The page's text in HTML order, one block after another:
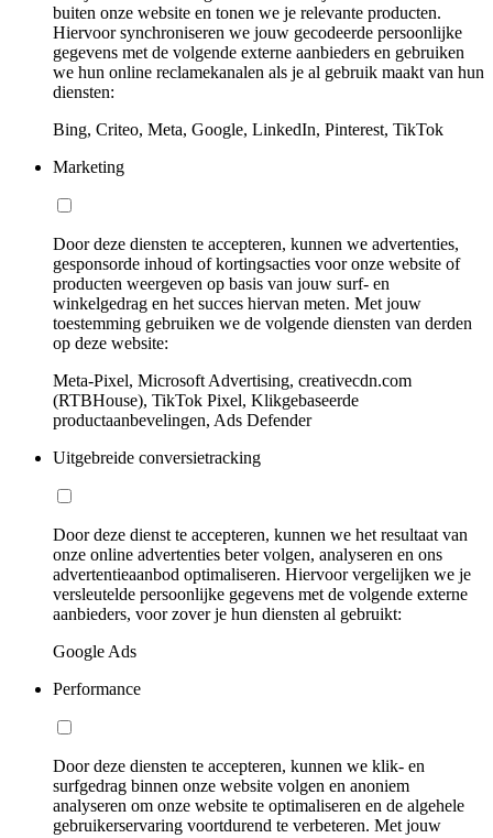
buiten onze website en tonen we je relevante producten.
Hiervoor synchroniseren we jouw gecodeerde persoonlijke
gegevens met de volgende externe aanbieders en gebruiken
we hun online reclamekanalen als je al gebruik maakt van hun
diensten:
Bing, Criteo, Meta, Google, LinkedIn, Pinterest, TikTok
Marketing
Door deze diensten te accepteren, kunnen we advertenties,
gesponsorde inhoud of kortingsacties voor onze website of
producten weergeven op basis van jouw surf- en
winkelgedrag en het succes hiervan meten. Met jouw
toestemming gebruiken we de volgende diensten van derden
op deze website:
Meta-Pixel, Microsoft Advertising, creativecdn.com
(RTBHouse), TikTok Pixel, Klikgebaseerde
productaanbevelingen, Ads Defender
Uitgebreide conversietracking
Door deze dienst te accepteren, kunnen we het resultaat van
onze online advertenties beter volgen, analyseren en ons
advertentieaanbod optimaliseren. Hiervoor vergelijken we je
versleutelde persoonlijke gegevens met de volgende externe
aanbieders, voor zover je hun diensten al gebruikt:
Google Ads
Performance
Door deze diensten te accepteren, kunnen we klik- en
surfgedrag binnen onze website volgen en anoniem
analyseren om onze website te optimaliseren en de algehele
gebruikerservaring voortdurend te verbeteren. Met jouw